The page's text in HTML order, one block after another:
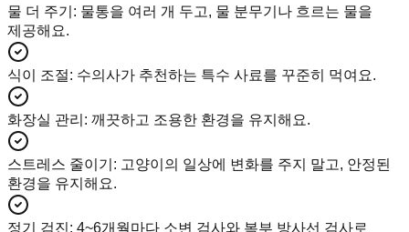
물 더 주기 : 물통을 여러 개 두고, 물 분무기나 흐르는 물을
제공해요.
식이 조절: 수의사가 추천하는 특수 사료를 꾸준히 먹여요.
화장실 관리 : 깨끗하고 조용한 환경을 유지해요.
스트레스 줄이기 : 고양이의 일상에 변화를 주지 말고, 안정된
환경을 유지해요.
정기 검진: 4~6개월마다 소변 검사와 복부 방사선 검사로